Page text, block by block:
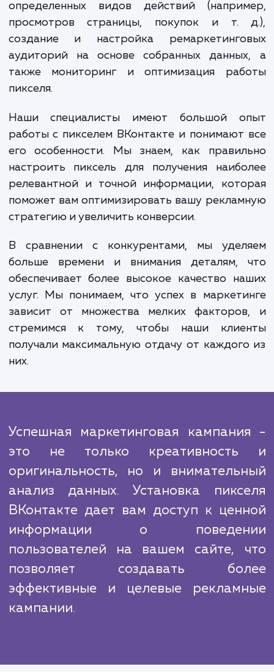
правильной установки и настройки
что может привести к неточной или
информации, которая, в свою очередь,
исказить ваше понимание
рекламных кампаний.
В рамках предоставляемой нами
выполняем следующие работы:
установка пикселя ВКонтакте на вашем
настройка пикселя для
определенных видов действий
просмотров страницы, покупок и т.
создание и настройка
аудиторий на основе собранных
также мониторинг и оптимизация
пикселя.
Наши специалисты имеют большой
работы с пикселем ВКонтакте и понимают
его особенности. Мы знаем, как
настроить пиксель для получения
стратегию и увеличить конверсии.
В сравнении с конкурентами, мы
больше времени и внимания деталям,
обеспечивает более высокое качество
услуг. Мы понимаем, что успех в
зависит от множества мелких
стремимся к тому, чтобы наши
получали максимальную отдачу от
них.
Успешная маркетинговая